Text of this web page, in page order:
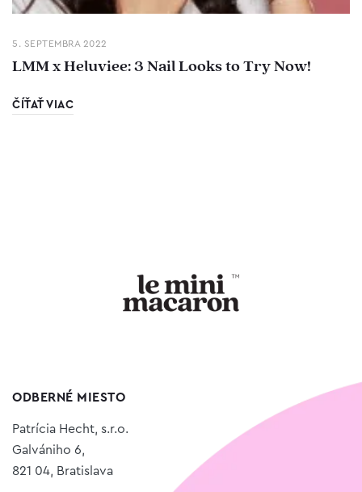
5. SEPTEMBRA 2022
LMM x Heluviee: 3 Nail Looks to Try Now!
ČÍŤAŤ VIAC
ODBERNÉ MIESTO
Patrícia Hecht, s.r.o.
Galvániho 6,
821 04, Bratislava